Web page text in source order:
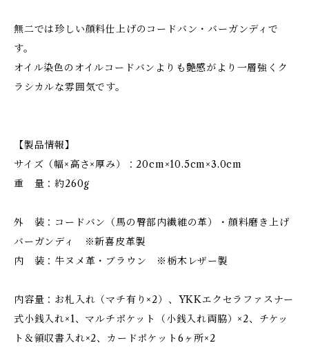
無二では珍しい顔料仕上げのコードバン・バーガンディで
す。
オイル染色のオイルコードバンよりも艶感がより一層強くク
ラシカルな雰囲気です。
【製品情報】
サイズ（幅×高さ×厚み）：20cm×10.5cm×3.0cm
重 量：約260g
外 装：コードバン（馬の臀部内繊維の革）・顔料磨き上げ
バーガンディ ※新喜皮革製
内 装：牛ヌメ革・ブラウン ※栃木レザー製
内容量：お札入れ（マチ有り×2）、YKKエクセラファスナー
式小銭入れ×1、マルチポケット（小銭入れ両脇）×2、チケッ
ト＆領収書入れ×2、カードポケット6ヶ所×2